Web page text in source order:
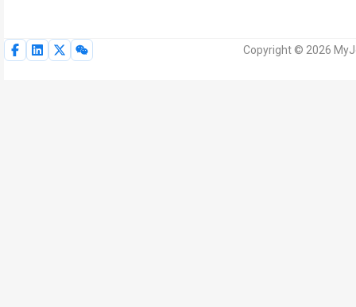
Copyright © 2026